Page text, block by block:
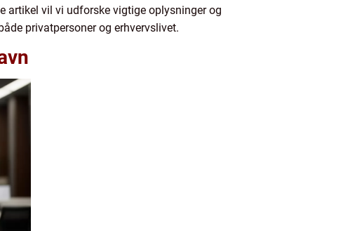
artikel vil vi udforske vigtige oplysninger og
privatpersoner og erhvervslivet.